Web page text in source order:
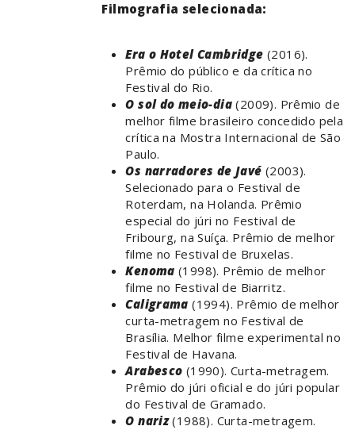
Filmografia selecionada:
Era o Hotel Cambridge (2016).
Prêmio do público e da crítica no
Festival do Rio.
O sol do meio-dia(2009). Prêmio de
melhor filme brasileiro concedido pela
crítica na Mostra Internacional de São
Paulo.
Os narradores de Javé (2003).
Selecionado para o Festival de
Roterdam, na Holanda. Prêmio
especial do júri no Festival de
Fribourg, na Suíça. Prêmio de melhor
filme no Festival de Bruxelas.
Kenoma (1998). Prêmio de melhor
filme no Festival de Biarritz.
Caligrama (1994). Prêmio de melhor
curta-metragem no Festival de
Brasília. Melhor filme experimental no
Festival de Havana.
Arabesco (1990). Curta-metragem.
Prêmio do júri oficial e do júri popular
do Festival de Gramado.
O nariz(1988). Curta-metragem.